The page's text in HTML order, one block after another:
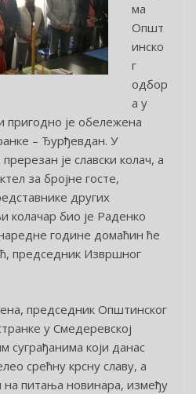
ма
Општ
инско
г
одбор
а у
пригодно је обележена
– Ђурђевдан. У
је славски колач, а
за бројне госте,
других
био је Раденко
године домаћин ће
председник Извршног
председник Општинског
у Смедеревској
суграђанима који данас
срећну крсну славу, а
на питања новинара, између